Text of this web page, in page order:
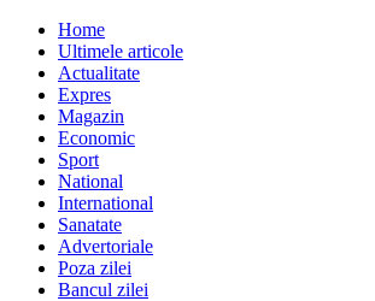
Home
Ultimele articole
Actualitate
Expres
Magazin
Economic
Sport
National
International
Sanatate
Advertoriale
Poza zilei
Bancul zilei